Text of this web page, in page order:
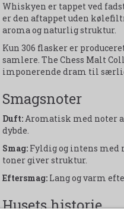
Whiskyen er tappet ved
er den aftappet uden
aroma og naturlig struktur.
Kun 306 flasker er
samlere. The Chess Malt
imponerende dram til
Smagsnoter
Duft:Aromatisk med noter
dybde.
Smag:Fyldig og intens med
toner giver struktur.
Eftersmag:Lang og varm
Husets historie